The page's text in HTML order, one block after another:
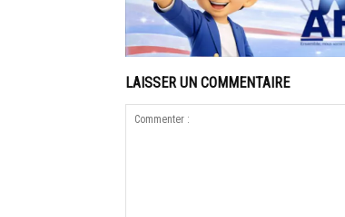
LAISSER UN COMMENTAIRE